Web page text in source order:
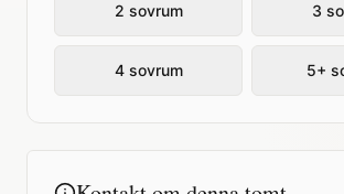
2 sovrum 3
4 sovrum 5+